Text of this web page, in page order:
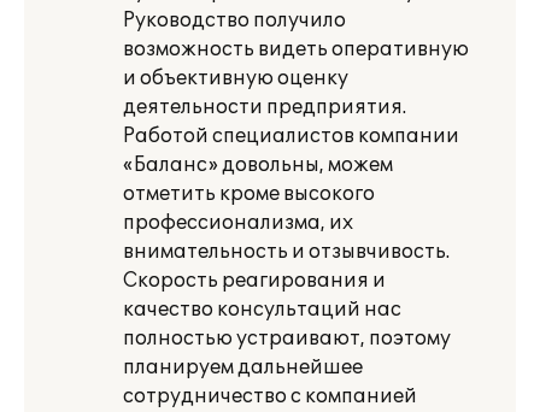
Руководство получило
возможность видеть оперативную
и объективную оценку
деятельности предприятия.
Работой специалистов компании
«Баланс» довольны, можем
отметить кроме высокого
профессионализма, их
внимательность и отзывчивость.
Скорость реагирования и
качество консультаций нас
полностью устраивают, поэтому
планируем дальнейшее
сотрудничество с компанией